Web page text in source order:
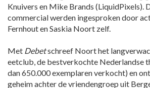
Knuivers en Mike Brands (LiquidPixels).
commercial werden ingesproken door
Fernhout en Saskia Noort zelf.
Met Debetschreef Noort het
eetclub, de bestverkochte Nederlandse
dan 650.000 exemplaren verkocht) en
geheim achter de vriendengroep uit